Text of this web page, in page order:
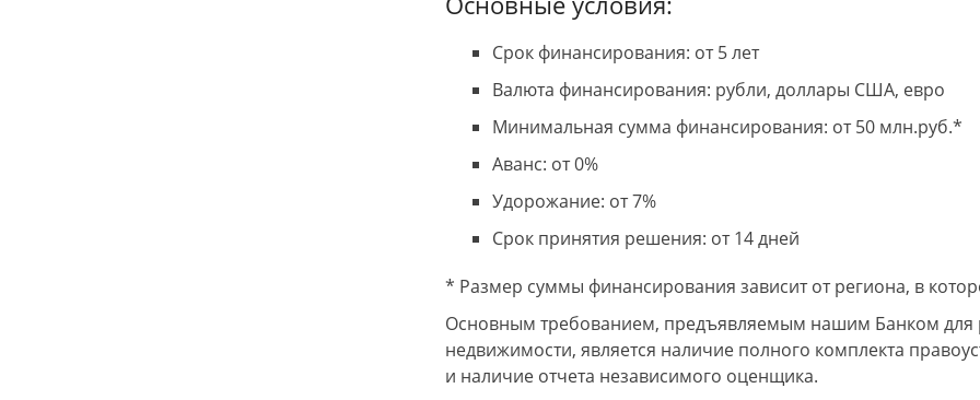
Срок финансирования: от 5 лет
Валюта финансирования: рубли, доллары США, евро
Минимальная сумма финансирования: от 50 млн.руб.*
Аванс: от 0%
Удорожание: от 7%
Срок принятия решения: от 14 дней
* Размер суммы финансирования зависит от региона, в
Основным требованием, предъявляемым нашим Банком для
недвижимости, является наличие полного комплекта
и наличие отчета независимого оценщика.